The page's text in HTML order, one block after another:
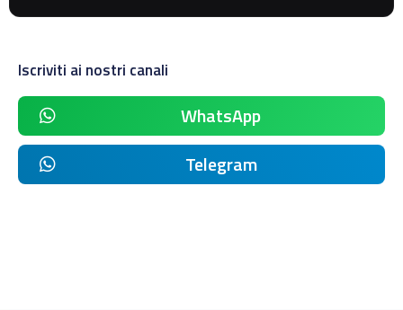
Iscriviti ai nostri canali
WhatsApp
Telegram